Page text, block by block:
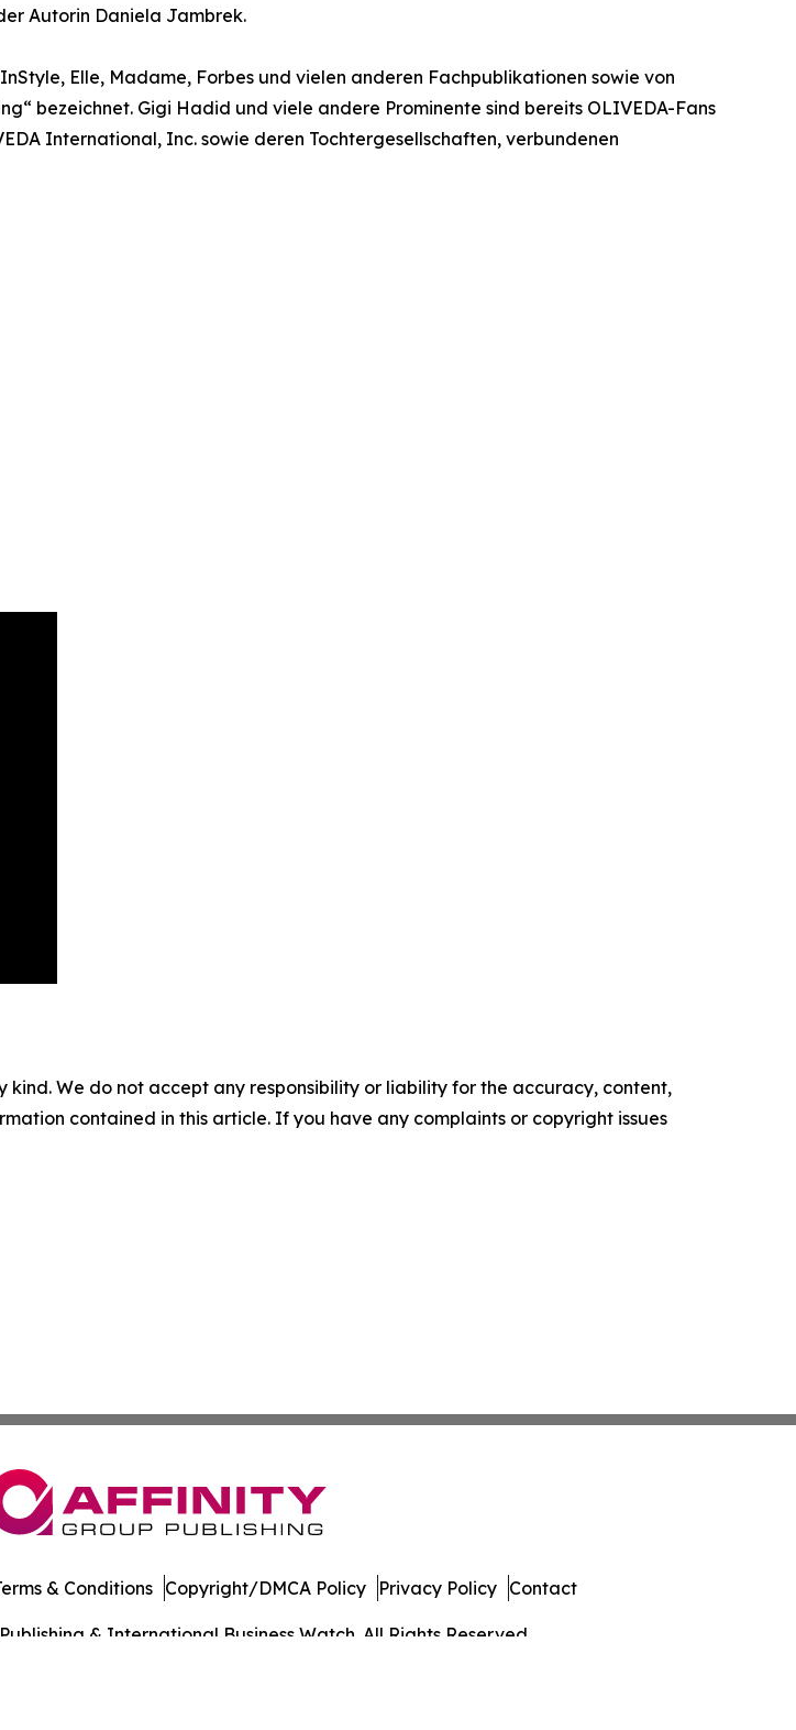
Autorin Daniela Jambrek.
Elle, Madame, Forbes und vielen anderen Fachpublikationen sowie von
bezeichnet. Gigi Hadid und viele andere Prominente sind bereits OLIVEDA-Fans
International, Inc. sowie deren Tochtergesellschaften, verbundenen
We do not accept any responsibility or liability for the accuracy, content,
contained in this article. If you have any complaints or copyright issues
& International Business Watch. All Rights Reserved.
& Conditions Copyright/DMCA Policy Privacy Policy Contact